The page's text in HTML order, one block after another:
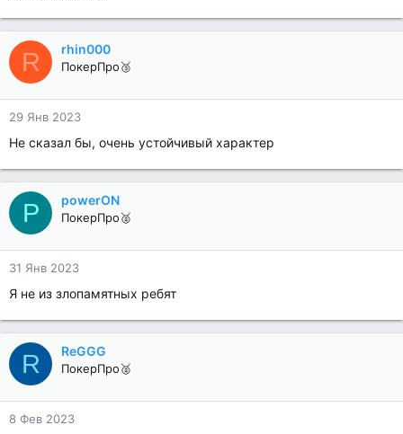
R rhin000
ПокерПро🥉
29 Янв 2023
Не сказал бы, очень устойчивый характер
P powerON
ПокерПро🥈
31 Янв 2023
Я не из злопамятных ребят
R ReGGG
ПокерПро🥈
8 Фев 2023